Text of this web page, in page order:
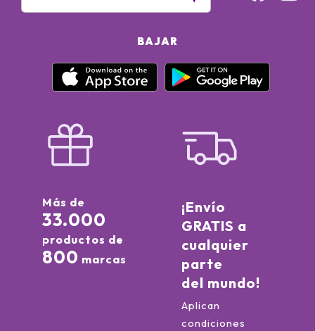
BAJAR
Más de
33.000
productos de
800 marcas
¡Envío
GRATIS a
cualquier
parte
del mundo!
Aplican
condiciones